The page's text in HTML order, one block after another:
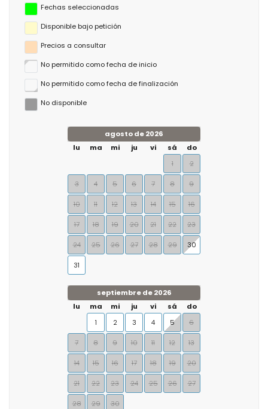
Fechas seleccionadas
Disponible bajo petición
Precios a consultar
No permitido como fecha de inicio
No permitido como fecha de finalización
No disponible
agosto de 2026
lu
ma mi ju vi sá
do
1
2
3 4 5 6 7 8 9
10 11 12 13 14 15 16
17 18 19 20 21 22 23
24 25 26 27 28 29 30
31
septiembre de 2026
lu
ma mi ju vi sá
do
1
2 3 4 5 6
7 8 9 10 11 12 13
14 15 16 17 18 19 20
21 22 23 24 25 26 27
28 29 30